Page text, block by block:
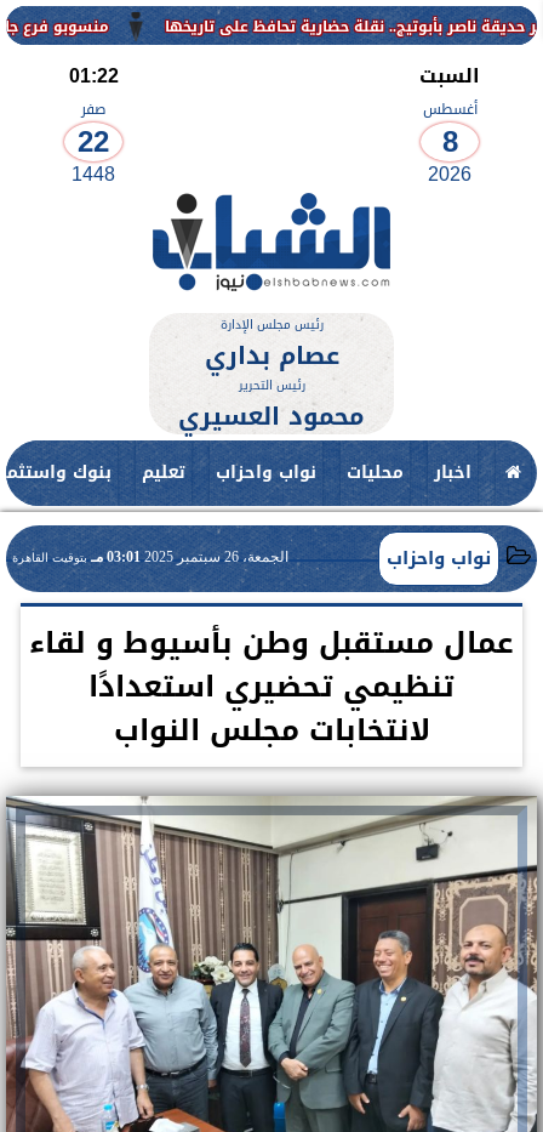
منسوبو فرع جامعة الأزهر
السبت
أغسطس
8
2026
01:22
صفر
22
1448
رئيس مجلس الإدارة
عصام بداري
رئيس التحرير
محمود العسيري
اخبار محليات نواب واحزاب تعليم بنوك
نواب واحزاب الجمعة، 26 سبتمبر 2025 03:01 مـ بتوقيت القاهرة
عمال مستقبل وطن بأسيوط و لقاء
تنظيمي تحضيري استعدادًا
لانتخابات مجلس النواب